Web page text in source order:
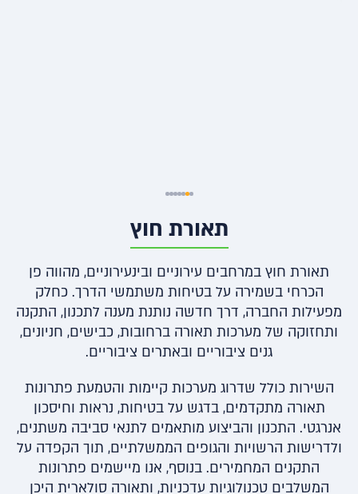
תאורת חוץ
תאורת חוץ במרחבים עירוניים ובינעירוניים, מהווה פן
הכרחי בשמירה על בטיחות משתמשי הדרך. כחלק
מפעילות החברה, דרך חדשה נותנת מענה לתכנון, התקנה
ותחזוקה של מערכות תאורה ברחובות, כבישים, חניונים,
גנים ציבוריים ובאתרים ציבוריים.
השירות כולל שדרוג מערכות קיימות והטמעת פתרונות
תאורה מתקדמים, בדגש על בטיחות, נראות וחיסכון
אנרגטי. התכנון והביצוע מותאמים לתנאי סביבה משתנים,
ולדרישות הרשויות והגופים הממשלתיים, תוך הקפדה על
התקנים המחמירים. בנוסף, אנו מיישמים פתרונות
המשלבים טכנולוגיות עדכניות, ותאורה סולארית היכן